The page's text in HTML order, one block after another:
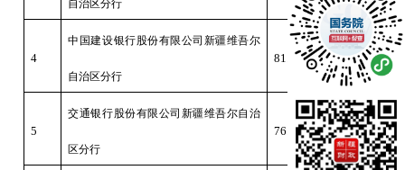
自治区分行
4
中国建设银行股份有限公司新疆维吾尔
自治区分行
81.00 0.80%
5
交通银行股份有限公司新疆维吾尔自治
区分行
76.40 1.00%